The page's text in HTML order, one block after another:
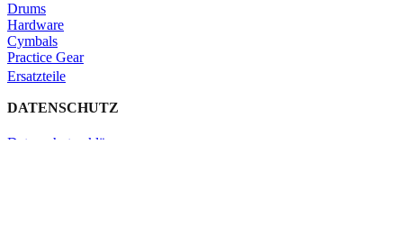
Drums
Hardware
Cymbals
Practice Gear
Ersatzteile
DATENSCHUTZ
Datenschutzerklärung